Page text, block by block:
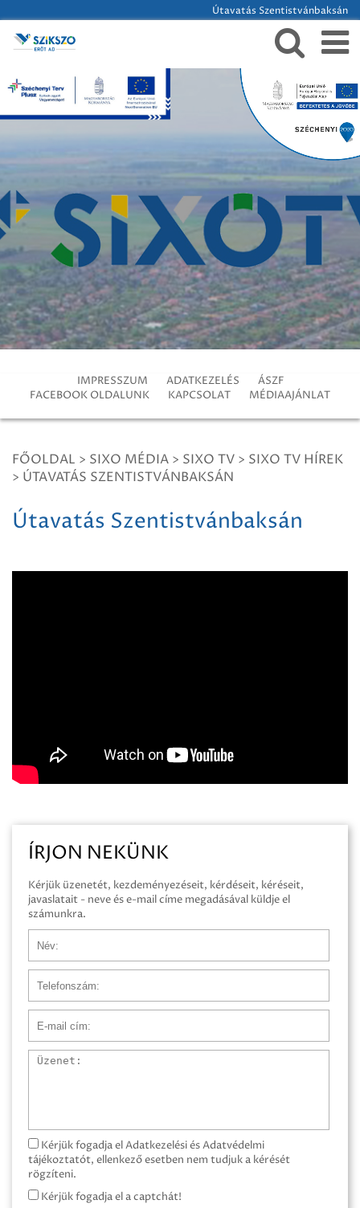
Útavatás Szentistvánbaksán
IMPRESSZUM ADATKEZELÉS
ÁSZF
FACEBOOK OLDALUNK
KAPCSOLAT MÉDIAAJÁNLAT
FŐOLDAL > SIXO MÉDIA > SIXO TV > SIXO TV HÍREK
> ÚTAVATÁS SZENTISTVÁNBAKSÁN
Útavatás Szentistvánbaksán
ÍRJON NEKÜNK
Kérjük üzenetét, kezdeményezéseit, kérdéseit, kéréseit,
javaslatait - neve és e-mail címe megadásával küldje el
számunkra.
Üzenet
Kérjük fogadja el Adatkezelési és Adatvédelmi
tájékoztatót, ellenkező esetben nem tudjuk a kérését
rögzíteni.
Kérjük fogadja el a captchát!